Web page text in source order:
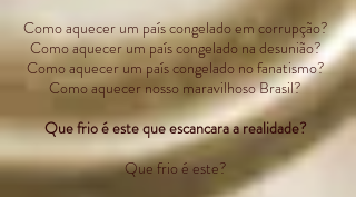
Como aquecer um país congelado em corrupção?
Como aquecer um país congelado na desunião?
Como aquecer um país congelado no fanatismo?
Como aquecer nosso maravilhoso Brasil?
Que frio é este que escancara a realidade?
Que frio é este?